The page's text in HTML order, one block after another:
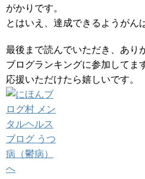
がかりです。
とはいえ、達成できるようがん
最後まで読んでいただき、あり
ブログランキングに参加してま
応援いただけたら嬉しいです。